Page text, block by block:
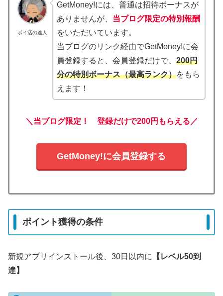
ポイ活の達人
GetMoney!には、普通は招待ボーナスが
ありませんが、 当ブログ限定の特別報酬
をいただいています。
当ブログのリンク経由でGetMoney!に会
員登録すると、会員登録だけで、200円
分の特別ボーナス（最高ランク）をもら
えます！
＼当ブログ限定！ 登録だけで200円もらえる／
GetMoney!に会員登録する
ポイント獲得の条件
新規アプリインストール後、30日以内に
【レベル50到
達】